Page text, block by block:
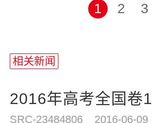
1 2 3
相关新闻
2016年高考全国卷
SRC-23484806 2016-06-09